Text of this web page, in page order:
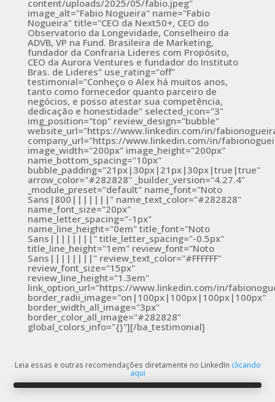
content/uploads/2025/05/fabio.jpeg"
image_alt="Fabio Nogueira" name="Fabio
Nogueira" title="CEO da Next50+, CEO do
Observatorio da Longevidade, Conselheiro da
ADVB, VP na Fund. Brasileira de Marketing,
fundador da Confraria Lideres com Propósito,
CEO da Aurora Ventures e fundador do Instituto
Bras. de Lideres" use_rating="off"
testimonial="Conheço o Alex há muitos anos,
tanto como fornecedor quanto parceiro de
negócios, e posso atestar sua competência,
dedicação e honestidade" selected_icon="3"
img_position="top" review_design="bubble"
website_url="https://www.linkedin.com/in/
company_url="https://www.linkedin.com/in/
image_width="200px" image_height="200px"
name_bottom_spacing="10px"
bubble_padding="21px|30px|21px|30px|true|true"
arrow_color="#282828" _builder_version="4.27.4"
_module_preset="default" name_font="Noto
Sans|800|||||||" name_text_color="#282828"
name_font_size="20px"
name_letter_spacing="-1px"
name_line_height="0em" title_font="Noto
Sans||||||||" title_letter_spacing="-0.5px"
title_line_height="1em" review_font="Noto
Sans||||||||" review_text_color="#FFFFFF"
review_font_size="15px"
review_line_height="1.3em"
link_option_url="https://www.linkedin.com/in/
border_radii_image="on|100px|100px|100px|100px"
border_width_all_image="3px"
border_color_all_image="#282828"
global_colors_info="{}"][/ba_testimonial]
Leia essas e outras recomendações diretamente no LinkedIn clicando
aqui